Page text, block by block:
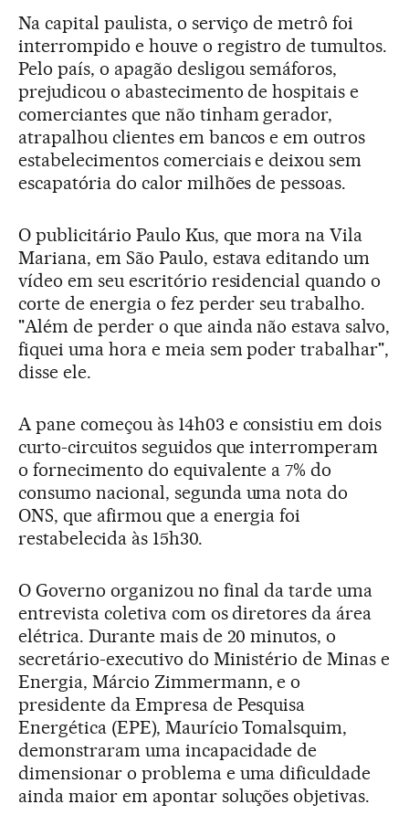
Na capital paulista, o serviço de metrô foi
interrompido e houve o registro de tumultos.
Pelo país, o apagão desligou semáforos,
prejudicou o abastecimento de hospitais e
comerciantes que não tinham gerador,
atrapalhou clientes em bancos e em outros
estabelecimentos comerciais e deixou sem
escapatória do calor milhões de pessoas.
O publicitário Paulo Kus, que mora na Vila
Mariana, em São Paulo, estava editando um
vídeo em seu escritório residencial quando o
corte de energia o fez perder seu trabalho.
"Além de perder o que ainda não estava salvo,
fiquei uma hora e meia sem poder trabalhar",
disse ele.
A pane começou às 14h03 e consistiu em dois
curto-circuitos seguidos que interromperam
o fornecimento do equivalente a 7% do
consumo nacional, segunda uma nota do
ONS, que afirmou que a energia foi
restabelecida às 15h30.
O Governo organizou no final da tarde uma
entrevista coletiva com os diretores da área
elétrica. Durante mais de 20 minutos, o
secretário-executivo do Ministério de Minas e
Energia, Márcio Zimmermann, e o
presidente da Empresa de Pesquisa
Energética (EPE), Maurício Tomalsquim,
demonstraram uma incapacidade de
dimensionar o problema e uma dificuldade
ainda maior em apontar soluções objetivas.